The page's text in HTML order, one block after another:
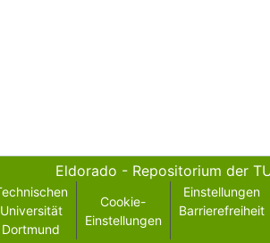
Eldorado - Repositorium der
Universität
Dortmund
Cookie-
Einstellungen
Einstellungen
Barrierefreiheit